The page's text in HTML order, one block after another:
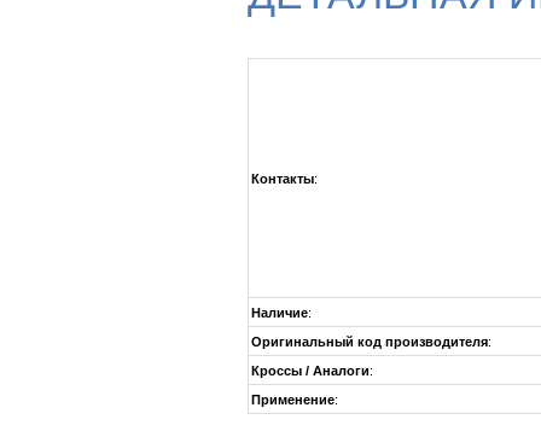
Контакты:
Наличие:
Оригинальный код производителя:
Кроссы / Аналоги:
Применение: